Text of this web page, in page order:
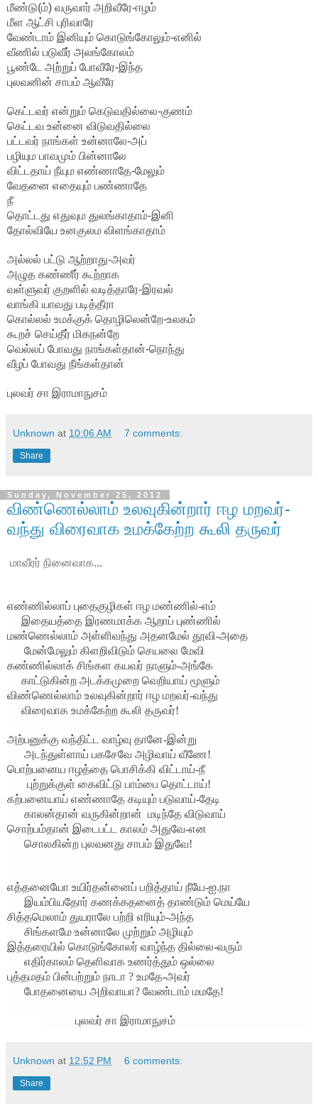
மீண்டு(ம்) வருவார் அறிவீரே-ஈழம்
மீள ஆட்சி புரிவாரே
வேண்டாம் இனியும் கொடுங்கோலும்-எனில்
வீணில் படுவீர் அலங்கோலம்
பூண்டே அற்றுப் போவீரே-இந்த
புலவனின் சாபம் ஆவீரே
கெட்டவர் என்றும் கெடுவதில்லை-குணம்
கெட்டவ உன்னை விடுவதில்லை
பட்டவர் நாங்கள் உன்னாலே-அப்
பழியும பாவமும் பின்னாலே
விட்டதாய் நீயும எண்ணாதே-மேலும்
வேதனை எதையும் பண்ணாதே
நீ
தொட்டது எதுவும துலங்காதாம்-இனி
தோல்வியே உனகுலம விளங்காதாம்
அல்லல் பட்டு ஆற்றாது-அவர்
அழுத கண்ணீர் கூற்றாக
வள்ளுவர் குறளில் வடித்தாரே-இரவல்
வாங்கி யாவது படித்தீரா
கொல்லல் உமக்குக் தொழிலென்றே-உலகம்
கூறச் செய்தீர் மிகநன்றே
வெல்லப் போவது நாங்கள்தான்-நொந்து
வீழப் போவது நீங்கள்தான்
புலவர் சா இராமாநுசம்
Unknown at 10:06 AM 7 comments:
Share
Sunday, November 25, 2012
விண்ணெல்லாம் உலவுகின்றார் ஈழ மறவர்-
வந்து விரைவாக உமக்கேற்ற கூலி தருவர்
மாவீரர் நினைவாக...
எண்ணில்லாப் புதைகுழிகள் ஈழ மண்ணில்-எம்
இதையத்தை இரணமாக்க ஆறாப் புண்ணில்
மண்ணெல்லாம் அள்ளிவந்து அதனமேல் தூவி-அதை
மேன்மேலும் கிளறிவிடும் செயலை மேவி
கண்ணில்லாக் சிங்கள கயவர் நாளும்-அங்கே
காட்டுகின்ற அடக்கமுறை வெறியாய் மூளும்
விண்ணெல்லாம் உலவுகின்றார் ஈழ மறவர்-வந்து
விரைவாக உமக்கேற்ற கூலி தருவர்!
அற்பனுக்கு வந்திட்ட வாழ்வு தானே-இன்று
அடந்துள்ளாய் பகசேவே அழிவாய் வீணே!
பொற்பனைய ஈழத்தை பொசிக்கி விட்டாய்-நீ
புற்றுக்குள் கைவிட்டு பாம்பை தொட்டாய்!
கற்பனையாய் எண்ணாதே கடியும் படுவாய்-தேடி
காலன்தான் வருகின்றான் மடிந்தே விடுவாய்
சொற்பம்தான் இடைபட்ட காலம் அதுவே-என
சொலகின்ற புலவனது சாபம் இதுவே!
எத்தனையோ உயிர்தன்னைப் பறித்தாய் நீயே-ஐ.நா
இயம்பியதோர் கணக்கதனைத் தாண்டும் மெய்யே
சித்தமெலாம் துயராலே பற்றி எரியும்-அந்த
சிங்களமே உன்னாலே முற்றும் அழியும்
இத்தரையில் கொடுங்கோலர் வாழ்ந்த தில்லை-வரும்
எதிர்காலம் தெளிவாக உணர்த்தும் ஒல்லை
புத்தமதம் பின்பற்றும் நாடா ? உமதே-அவர்
போதனையை அறிவாயா? வேண்டாம் மமதே!
புலவர் சா இராமாநுசம்
Unknown at 12:52 PM 6 comments:
Share